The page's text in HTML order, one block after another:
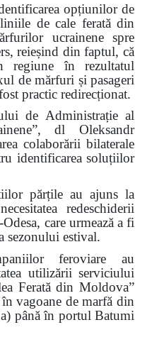
opțiunilor de
de cale ferată din
ucrainene spre
reieșind din faptul, că
regiune în rezultatul
de mărfuri și pasageri
practic redirecționat.
de Administrație al
dl Oleksandr
colaborării bilaterale
identificarea soluțiilor
părțile au ajuns la
redeschiderii
care urmează a fi
sezonului estival.
feroviare au
utilizării serviciului
Ferată din Moldova”
vagoane de marfă din
până în portul Batumi